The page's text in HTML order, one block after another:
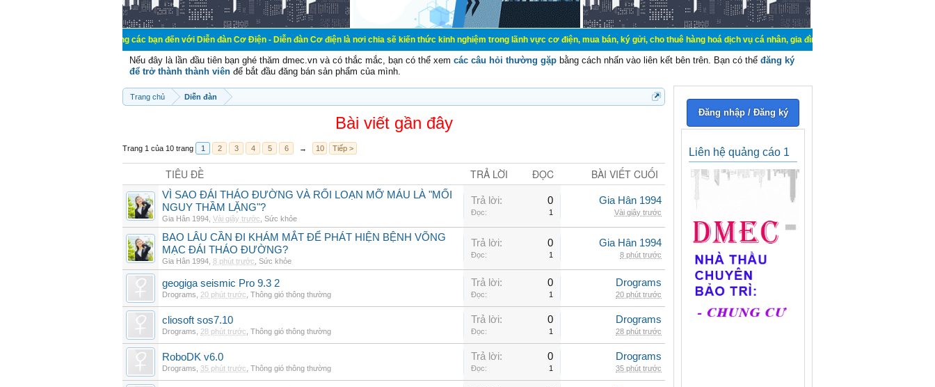
Chào mừng các bạn đến với Diễn đàn Cơ Điện - Diễn đàn Cơ điện là nơi chia sẽ kiến thức kinh nghiệm trong lãnh vực cơ điện, mua bán, ký gửi, cho thuê hàng hoá dịch vụ cá nhân, gia đình. Mua bán, ký gửi, cho thuê thiết bị
Nếu đây là lần đầu tiên bạn ghé thăm dmec.vn và có thắc mắc, bạn có thể xem các câu hỏi thường gặp bằng cách nhấn vào liên kết bên trên. Bạn có thể đăng ký
để trở thành thành viên để bắt đầu đăng bán sản phẩm của mình.
Trang chủ Diễn đàn
Bài viết gần đây
Trang 1 của 10 trang 1 2 3 4 5 6 → 10 Tiếp >
TIÊU ĐỀ TRẢ LỜI ĐỌC BÀI VIẾT CUỐI
VÌ SAO ĐÁI THÁO ĐƯỜNG VÀ RỐI LOẠN MỠ MÁU LÀ "MỐI
NGUY THẦM LẶNG"?
Gia Hân 1994 Vài giây trước Sức khỏe
Trả lời: 0
Đọc: 1
Gia Hân 1994
Vài giây trước
BAO LÂU CẦN ĐI KHÁM MẮT ĐỂ PHÁT HIỆN BỆNH VÕNG
MẠC ĐÁI THÁO ĐƯỜNG?
Gia Hân 1994 8 phút trước Sức khỏe
Trả lời: 0
Đọc: 1
Gia Hân 1994
8 phút trước
geogiga seismic Pro 9.3 2
Drograms 20 phút trước Thông gió thông thường
Trả lời: 0
Đọc: 1
Drograms
20 phút trước
cliosoft sos7.10
Drograms 28 phút trước Thông gió thông thường
Trả lời: 0
Đọc: 1
Drograms
28 phút trước
RoboDK v6.0
Drograms 35 phút trước Thông gió thông thường
Trả lời: 0
Đọc: 1
Drograms
35 phút trước
Đăng nhập / Đăng ký
Liên hệ quảng cáo 1